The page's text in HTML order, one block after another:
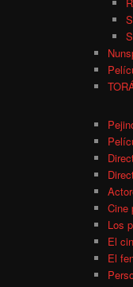
Cine
Los
El
El